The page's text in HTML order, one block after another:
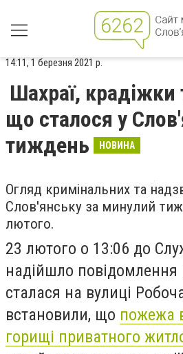
14:11, 1 березня 2021 р.
Шахраї, крадіжки
що сталося у
тиждень
НОВИНА
Огляд кримінальних та
Слов'янську за минулий
лютого.
23 лютого о 13:06 до
надійшло
сталася на вулиці
встановили, що пожежа
горищі приватного